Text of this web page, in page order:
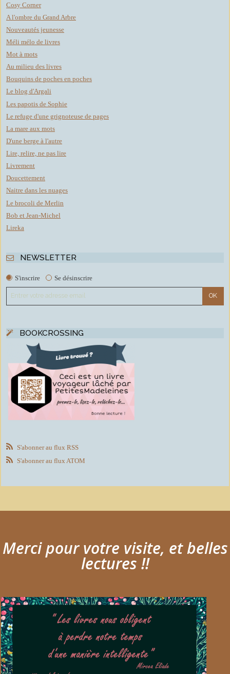
Cosy Corner
A l'ombre du Grand Arbre
Nouveautés jeunesse
Méli mélo de livres
Mot à mots
Au milieu des livres
Bouquins de poches en poches
Le blog d'Argali
Les papotis de Sophie
Le refuge d'une grignoteuse de pages
La mare aux mots
D'une berge à l'autre
Lire, relire, ne pas lire
Livrement
Doucettement
Naitre dans les nuages
Le brocoli de Merlin
Bob et Jean-Michel
Lireka
NEWSLETTER
S'inscrire Se désinscrire
BOOKCROSSING
S'abonner au flux RSS
S'abonner au flux ATOM
Merci pour votre visite, et belles
lectures !!